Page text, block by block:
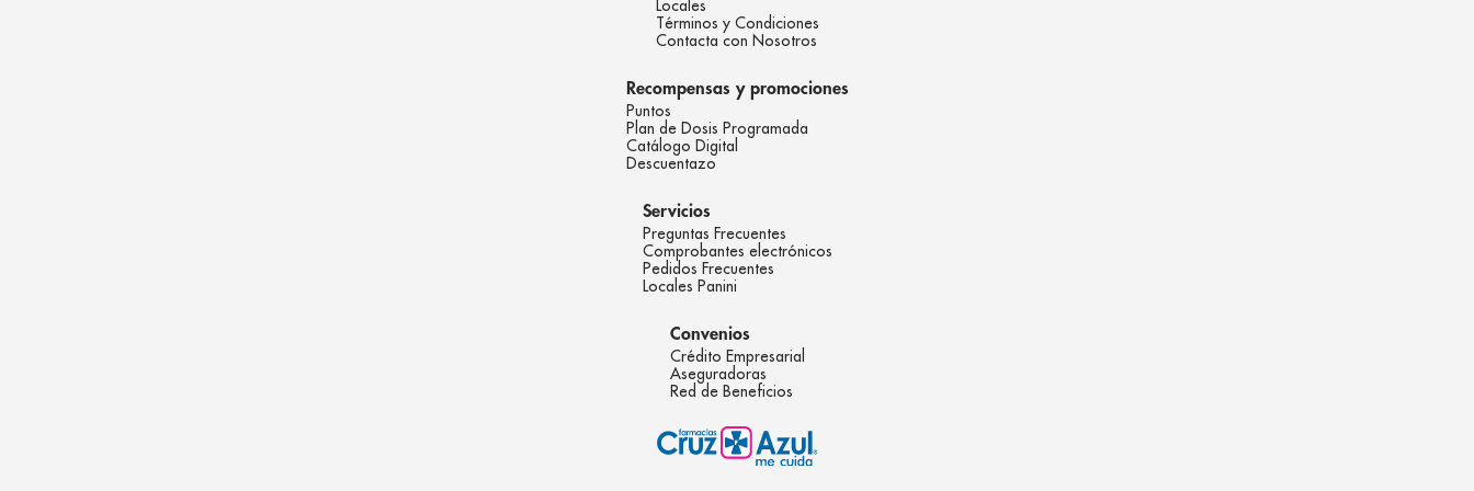
Locales
Términos y Condiciones
Contacta con Nosotros
Recompensas y promociones
Puntos
Plan de Dosis Programada
Catálogo Digital
Descuentazo
Servicios
Preguntas Frecuentes
Comprobantes electrónicos
Pedidos Frecuentes
Locales Panini
Convenios
Crédito Empresarial
Aseguradoras
Red de Beneficios